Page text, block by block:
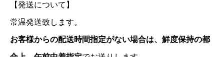
【発送について】
常温発送致します。
お客様からの配送時間指定がない場合は、鮮度保持の都